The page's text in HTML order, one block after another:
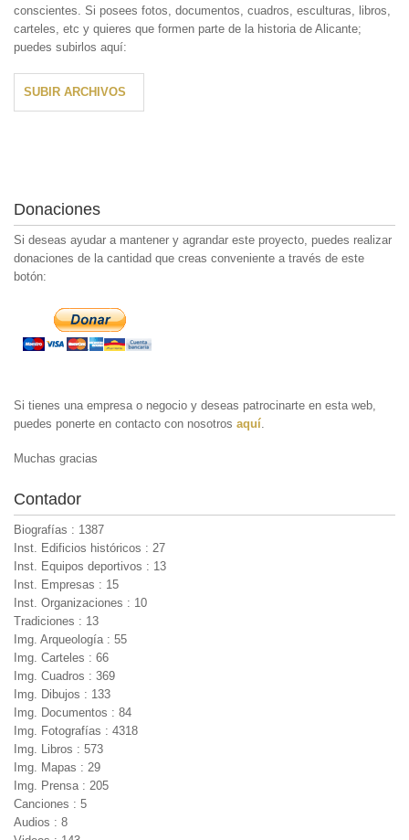
conscientes. Si posees fotos, documentos, cuadros, esculturas, libros,
carteles, etc y quieres que formen parte de la historia de Alicante;
puedes subirlos aquí:
SUBIR ARCHIVOS
Donaciones
Si deseas ayudar a mantener y agrandar este proyecto, puedes realizar
donaciones de la cantidad que creas conveniente a través de este
botón:
Si tienes una empresa o negocio y deseas patrocinarte en esta web,
puedes ponerte en contacto con nosotros aquí
Muchas gracias
Contador
Biografías : 1387
Inst. Edificios históricos : 27
Inst. Equipos deportivos : 13
Inst. Empresas : 15
Inst. Organizaciones : 10
Tradiciones : 13
Img. Arqueología : 55
Img. Carteles : 66
Img. Cuadros : 369
Img. Dibujos : 133
Img. Documentos : 84
Img. Fotografías : 4318
Img. Libros : 573
Img. Mapas : 29
Img. Prensa : 205
Canciones : 5
Audios : 8